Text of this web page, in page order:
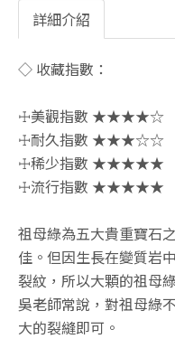
詳細介紹
◇ 收藏指數：
☩美觀指數 ★★★★☆
☩耐久指數 ★★★☆☆
☩稀少指數 ★★★★★
☩流行指數 ★★★★★
祖母綠為五大貴重寶石
佳。但因生長在變質岩
裂紋，所以大顆的祖母
吳老師常說，對祖母綠
大的裂縫即可。